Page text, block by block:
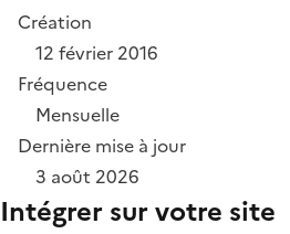
Création
12 février 2016
Fréquence
Mensuelle
Dernière mise à jour
3 août 2026
Intégrer sur votre site